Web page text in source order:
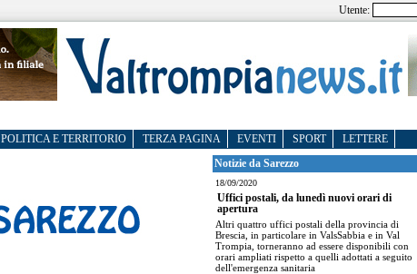
Utente:
POLITICA E TERRITORIO TERZA PAGINA EVENTI SPORT LETTERE
Notizie da Sarezzo
18/09/2020
Uffici postali, da lunedì nuovi orari di
apertura
Altri quattro uffici postali della provincia di
Brescia, in particolare in ValsSabbia e in Val
Trompia, torneranno ad essere disponibili con
orari ampliati rispetto a quelli adottati a seguito
dell'emergenza sanitaria